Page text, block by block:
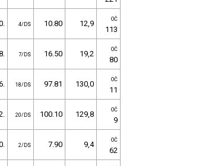
4/DS 10.80 12,9 OČ
113
7/DS 16.50 19,2 OČ
80
18/DS 97.81 130,0 OČ
11
20/DS 100.10 129,8 OČ
9
2/DS 7.90 9,4 OČ
62